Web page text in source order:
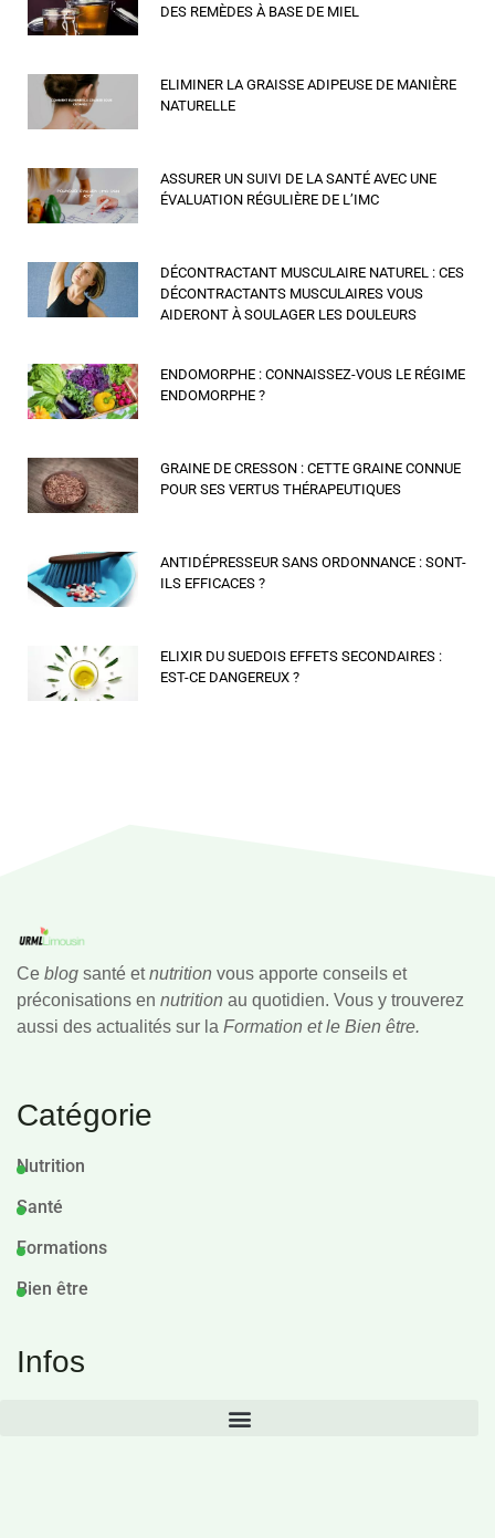
DES REMÈDES À BASE DE MIEL
ELIMINER LA GRAISSE ADIPEUSE DE MANIÈRE
NATURELLE
ASSURER UN SUIVI DE LA SANTÉ AVEC UNE
ÉVALUATION RÉGULIÈRE DE L’IMC
DÉCONTRACTANT MUSCULAIRE NATUREL : CES
DÉCONTRACTANTS MUSCULAIRES VOUS
AIDERONT À SOULAGER LES DOULEURS
ENDOMORPHE : CONNAISSEZ-VOUS LE RÉGIME
ENDOMORPHE ?
GRAINE DE CRESSON : CETTE GRAINE CONNUE
POUR SES VERTUS THÉRAPEUTIQUES
ANTIDÉPRESSEUR SANS ORDONNANCE : SONT-
ILS EFFICACES ?
ELIXIR DU SUEDOIS EFFETS SECONDAIRES :
EST-CE DANGEREUX ?
Ce blog santé etnutrition vous apporte conseils et
préconisations en nutrition au quotidien. Vous y trouverez
aussi des actualités sur la Formation et le Bien être.
Catégorie
Nutrition
Santé
Formations
Bien être
Infos